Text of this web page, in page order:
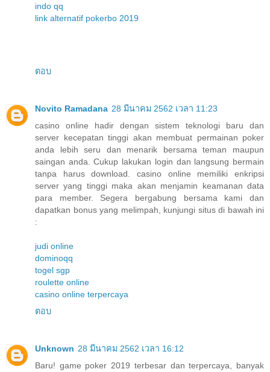
indo qq
link alternatif pokerbo 2019
ตอบ
Novito Ramadana 28 มีนาคม 2562 เวลา 11:23
casino online hadir dengan sistem teknologi baru dan
server kecepatan tinggi akan membuat permainan poker
anda lebih seru dan menarik bersama teman maupun
saingan anda. Cukup lakukan login dan langsung bermain
tanpa harus download. casino online memiliki enkripsi
server yang tinggi maka akan menjamin keamanan data
para member. Segera bergabung bersama kami dan
dapatkan bonus yang melimpah, kunjungi situs di bawah ini
:
judi online
dominoqq
togel sgp
roulette online
casino online terpercaya
ตอบ
Unknown 28 มีนาคม 2562 เวลา 16:12
Baru! game poker 2019 terbesar dan terpercaya, banyak